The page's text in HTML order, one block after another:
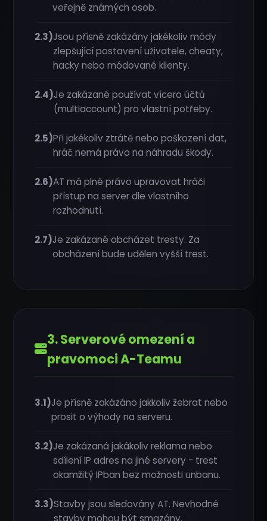
ꖌ
⋮
veřejně známých osob.
2.3)Jsou přísně zakázány jakékoliv módy
zlepšující postavení uživatele, cheaty,
hacky nebo módované klienty.
2.4)Je zakázané používat vícero účtů
(multiaccount) pro vlastní potřeby.
2.5)Při jakékoliv ztrátě nebo poškození dat,
hráč nemá právo na náhradu škody.
2.6)AT má plné právo upravovat hráči
přístup na server dle vlastního
rozhodnutí.
2.7)Je zakázané obcházet tresty. Za
obcházení bude udělen vyšší trest.
3. Serverové omezení a
pravomoci A-Teamu
3.1)Je přísně zakázáno jakkoliv žebrat nebo
prosit o výhody na serveru.
3.2)Je zakázaná jakákoliv reklama nebo
sdílení IP adres na jiné servery - trest
okamžitý IPban bez možnosti unbanu.
3.3)Stavby jsou sledovány AT. Nevhodné
stavby mohou být smazány.